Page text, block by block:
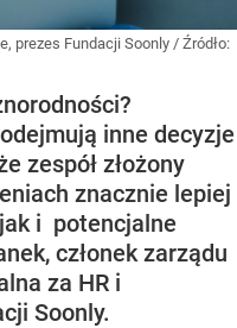
prezes Fundacji Soonly / Źródło:
inne decyzje
zespół złożony
znacznie lepiej
i potencjalne
członek zarządu
za HR i
Soonly.